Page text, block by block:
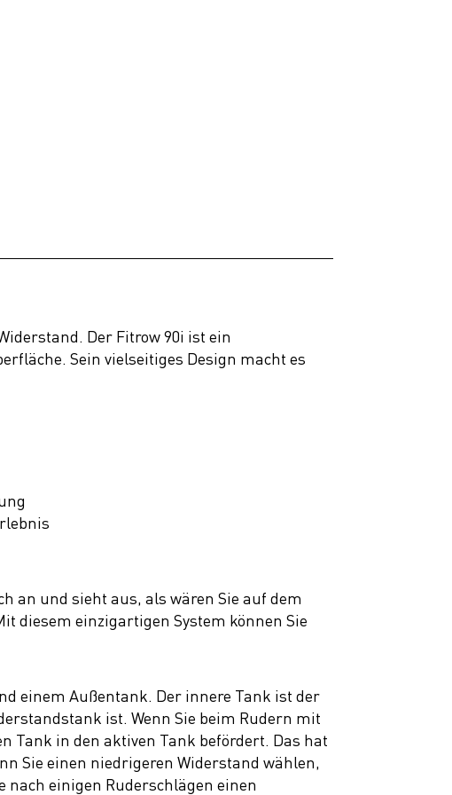
Der Fitrow 90i ist ein
Sein vielseitiges Design macht es
an und sieht aus, als wären Sie auf dem
diesem einzigartigen System können Sie
einem Außentank. Der innere Tank ist der
ist. Wenn Sie beim Rudern mit
Tank in den aktiven Tank befördert. Das hat
Sie einen niedrigeren Widerstand wählen,
nach einigen Ruderschlägen einen